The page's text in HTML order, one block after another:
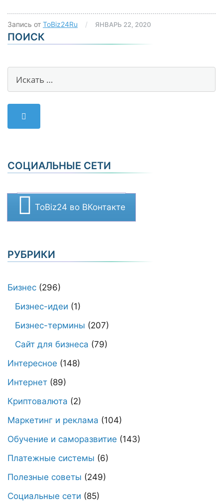
Запись от ToBiz24Ru / ЯНВАРЬ 22, 2020
ПОИСК
СОЦИАЛЬНЫЕ СЕТИ
ToBiz24 во ВКонтакте
РУБРИКИ
Бизнес (296)
Бизнес-идеи (1)
Бизнес-термины (207)
Сайт для бизнеса (79)
Интересное (148)
Интернет (89)
Криптовалюта (2)
Маркетинг и реклама (104)
Обучение и саморазвитие (143)
Платежные системы (6)
Полезные советы (249)
Социальные сети (85)